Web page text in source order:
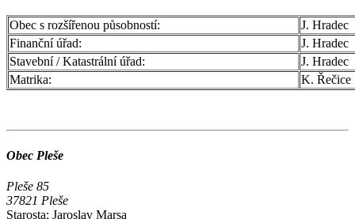
Obec s rozšířenou působností:
J. Hradec
Finanční úřad:
J. Hradec
Stavební / Katastrální úřad:
J. Hradec
Matrika:
K. Řečice
Obec Pleše
Pleše 85
37821 Pleše
Starosta: Jaroslav Marsa